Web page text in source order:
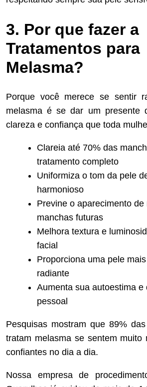
3. Por que fazer a
Tratamentos para
Melasma?
Porque você merece se sentir
melasma é se dar um presente
clareza e confiança que toda
Clareia até 70% das
tratamento completo
Uniformiza o tom da pele
harmonioso
Previne o aparecimento de
manchas futuras
Melhora textura e
facial
Proporciona uma pele
radiante
Aumenta sua autoestima e
pessoal
Pesquisas mostram que 89%
tratam melasma se sentem muito
confiantes no dia a dia.
Nossa empresa de